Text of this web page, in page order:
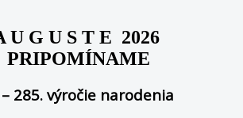
U G U S T E 2026
PRIPOMÍNAME
285. výročie narodenia